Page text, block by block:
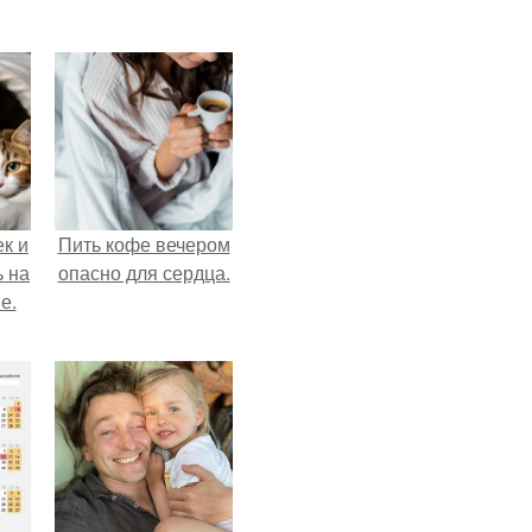
и
на
Пить кофе вечером
опасно для сердца.